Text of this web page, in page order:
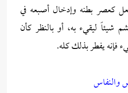
كعصر بطنه وإدخال أصبعه في
شيئاً ليقيء به، أو بالنظر كأن
فإنه يفطر بذلك كله.
والنفاس